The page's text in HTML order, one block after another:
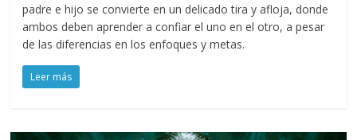
padre e hijo se convierte en un delicado tira y afloja, donde
ambos deben aprender a confiar el uno en el otro, a pesar
de las diferencias en los enfoques y metas.
Leer más